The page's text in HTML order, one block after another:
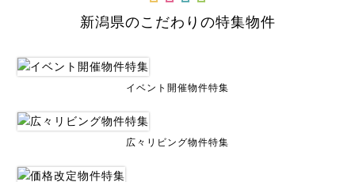
新潟県のこだわりの特集物件
イベント開催物件特集
広々リビング物件特集